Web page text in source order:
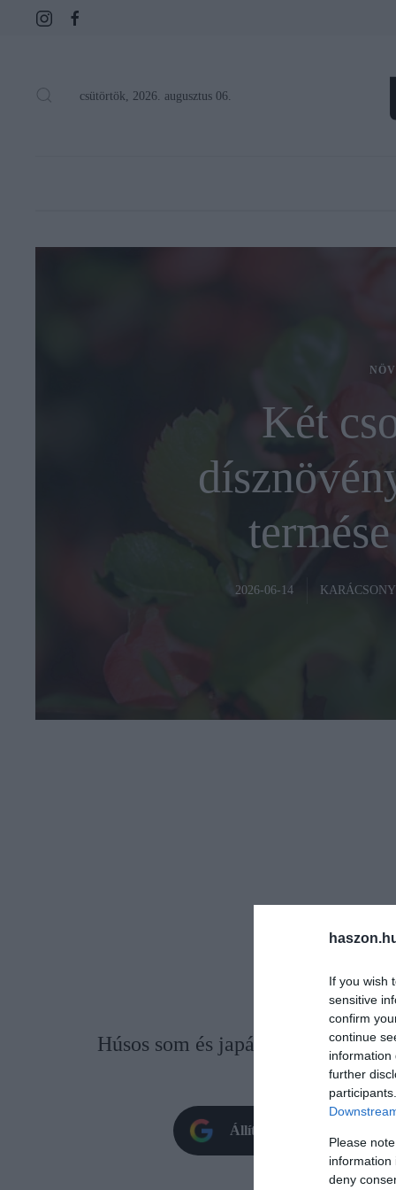
If you wish
sensitive
confirm
continue
information
further
Please
information
deny
csütörtök, 2026. augusztus 06.
Két
2026-06-14
Húsos som és japánbirs. Ez a két
hasznos
Állítsd be oldalunkat